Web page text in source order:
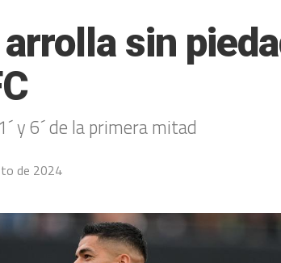
sin
y 6´ de la primera mitad
de 2024